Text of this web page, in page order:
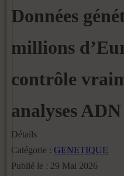
Données
millions
contrôle
analyses ADN
Détails
Catégorie : GENETIQUE
Publié le : 29 Mai 2026